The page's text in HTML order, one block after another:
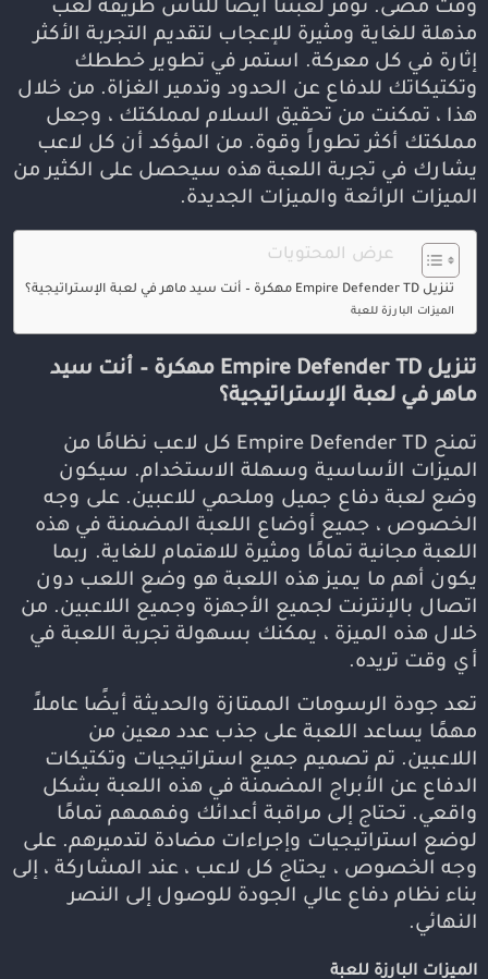
وقت مضى. توفر لعبتنا أيضًا للناس طريقة لعب
مذهلة للغاية ومثيرة للإعجاب لتقديم التجربة الأكثر
إثارة في كل معركة. استمر في تطوير خططك
وتكتيكاتك للدفاع عن الحدود وتدمير الغزاة. من خلال
هذا ، تمكنت من تحقيق السلام لمملكتك ، وجعل
مملكتك أكثر تطوراً وقوة. من المؤكد أن كل لاعب
يشارك في تجربة اللعبة هذه سيحصل على الكثير من
الميزات الرائعة والميزات الجديدة.
عرض المحتويات
تنزيل Empire Defender TD مهكرة – أنت سيد ماهر في لعبة الإستراتيجية؟
الميزات البارزة للعبة
تنزيل Empire Defender TD مهكرة – أنت سيد
ماهر في لعبة الإستراتيجية؟
تمنح Empire Defender TD كل لاعب نظامًا من
الميزات الأساسية وسهلة الاستخدام. سيكون
وضع لعبة دفاع جميل وملحمي للاعبين. على وجه
الخصوص ، جميع أوضاع اللعبة المضمنة في هذه
اللعبة مجانية تمامًا ومثيرة للاهتمام للغاية. ربما
يكون أهم ما يميز هذه اللعبة هو وضع اللعب دون
اتصال بالإنترنت لجميع الأجهزة وجميع اللاعبين. من
خلال هذه الميزة ، يمكنك بسهولة تجربة اللعبة في
أي وقت تريده.
تعد جودة الرسومات الممتازة والحديثة أيضًا عاملاً
مهمًا يساعد اللعبة على جذب عدد معين من
اللاعبين. تم تصميم جميع استراتيجيات وتكتيكات
الدفاع عن الأبراج المضمنة في هذه اللعبة بشكل
واقعي. تحتاج إلى مراقبة أعدائك وفهمهم تمامًا
لوضع استراتيجيات وإجراءات مضادة لتدميرهم. على
وجه الخصوص ، يحتاج كل لاعب ، عند المشاركة ، إلى
بناء نظام دفاع عالي الجودة للوصول إلى النصر
النهائي.
الميزات البارزة للعبة